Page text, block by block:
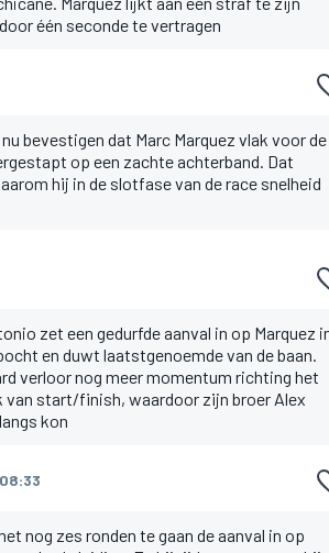
één seconde te vertragen
bevestigen dat Marc Marquez vlak voor de
op een zachte achterband. Dat
hij in de slotfase van de race snelheid
zet een gedurfde aanval in op Marquez
en duwt laatstgenoemde van de baan.
verloor nog meer momentum richting het
van start/finish, waardoor zijn broer Alex
kon
08:33
nog zes ronden te gaan de aanval in op